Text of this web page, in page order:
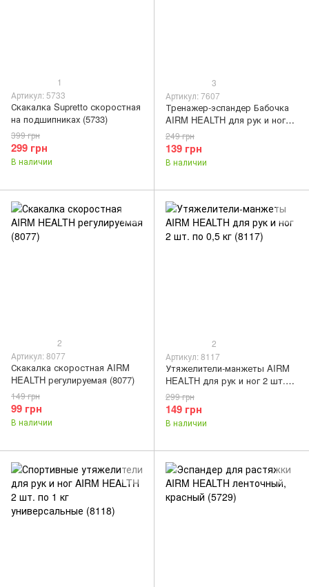
1
Артикул: 5733
Скакалка Supretto скоростная
на подшипниках (5733)
299 грн
399 грн
В наличии
3
Артикул: 7607
Тренажер-эспандер Бабочка
AIRM HEALTH для рук и ног
универсальный (7607)
139 грн
249 грн
В наличии
2
Артикул: 8077
Скакалка скоростная AIRM
HEALTH регулируемая (8077)
99 грн
149 грн
В наличии
2
Артикул: 8117
Утяжелители-манжеты AIRM
HEALTH для рук и ног 2 шт.
по 0,5 кг (8117)
149 грн
299 грн
В наличии